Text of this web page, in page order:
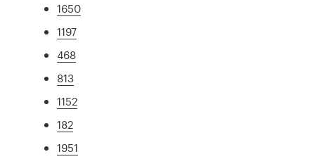
1650
1197
468
813
1152
182
1951